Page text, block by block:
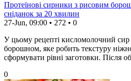
Протеїнові сирники з рисовим
сніданок за 20 хвилин
27-Jun, 09:00 • 272 • 0
У цьому рецепті кисломолочний сир
борошном, яке робить текстуру
сформувати рівні заготовки. Після
0